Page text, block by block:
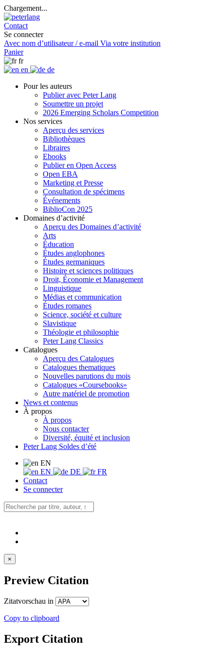
Chargement...
Contact
Se connecter
Avec nom d’utilisateur / e-mail Via votre institution
Panier
fr
en
de
Pour les auteurs
Publier avec Peter Lang
Soumettre un projet
2026 Emerging Scholars Competition
Nos services
Aperçu des services
Bibliothèques
Libraires
Ebooks
Publier en Open Access
Open EBA
Marketing et Presse
Consultation de spécimens
Événements
BiblioCon 2025
Domaines d’activité
Aperçu des Domaines d’activité
Arts
Éducation
Études anglophones
Études germaniques
Histoire et sciences politiques
Droit, Économie et Management
Linguistique
Médias et communication
Études romanes
Science, société et culture
Slavistique
Théologie et philosophie
Peter Lang Classics
Catalogues
Aperçu des Catalogues
Catalogues thematiques
Nouvelles parutions du mois
Catalogues «Coursebooks»
Autre matériel de promotion
News et contenus
À propos
À propos
Nous contacter
Diversité, équité et inclusion
Peter Lang Soldes d’été
EN
EN
DE
FR
Contact
Se connecter
×
Preview Citation
Zitatvorschau in
Copy to clipboard
Export Citation